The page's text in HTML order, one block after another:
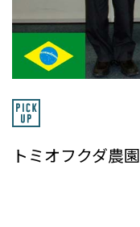
トミオフクダ農園